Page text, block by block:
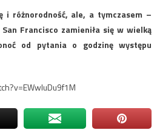
i różnorodność, ale, a tymczasem –
Francisco zamieniła się w wielką
od pytania o godzinę występu